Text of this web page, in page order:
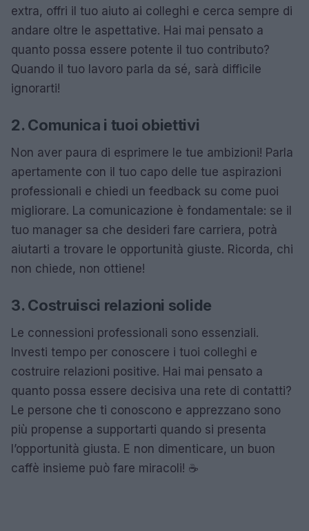
extra, offri il tuo aiuto ai colleghi e cerca sempre di
andare oltre le aspettative. Hai mai pensato a
quanto possa essere potente il tuo contributo?
Quando il tuo lavoro parla da sé, sarà difficile
ignorarti!
2. Comunica i tuoi obiettivi
Non aver paura di esprimere le tue ambizioni! Parla
apertamente con il tuo capo delle tue aspirazioni
professionali e chiedi un feedback su come puoi
migliorare. La comunicazione è fondamentale: se il
tuo manager sa che desideri fare carriera, potrà
aiutarti a trovare le opportunità giuste. Ricorda, chi
non chiede, non ottiene!
3. Costruisci relazioni solide
Le connessioni professionali sono essenziali.
Investi tempo per conoscere i tuoi colleghi e
costruire relazioni positive. Hai mai pensato a
quanto possa essere decisiva una rete di contatti?
Le persone che ti conoscono e apprezzano sono
più propense a supportarti quando si presenta
l’opportunità giusta. E non dimenticare, un buon
caffè insieme può fare miracoli! ☕